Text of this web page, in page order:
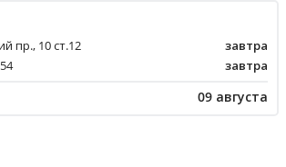
пр., 10 ст.12
завтра
завтра
09 августа